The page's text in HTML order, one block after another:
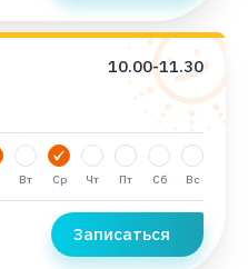
10.00-11.30
Вт Ср Чт Пт Сб Вс
Записаться